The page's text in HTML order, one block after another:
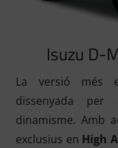
Isuzu D-
La versió més
dissenyada
dinamisme. Amb
exclusius en High